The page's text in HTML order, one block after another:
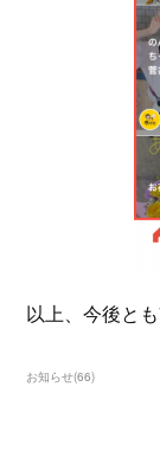
以上、今後と
お知らせ(66)